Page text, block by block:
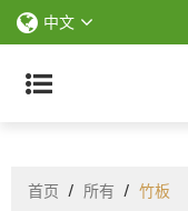
中文
首页 / 所有 / 竹板